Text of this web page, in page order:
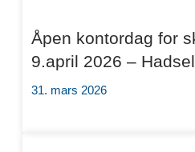
Åpen kontordag for
9.april 2026 –
31. mars 2026